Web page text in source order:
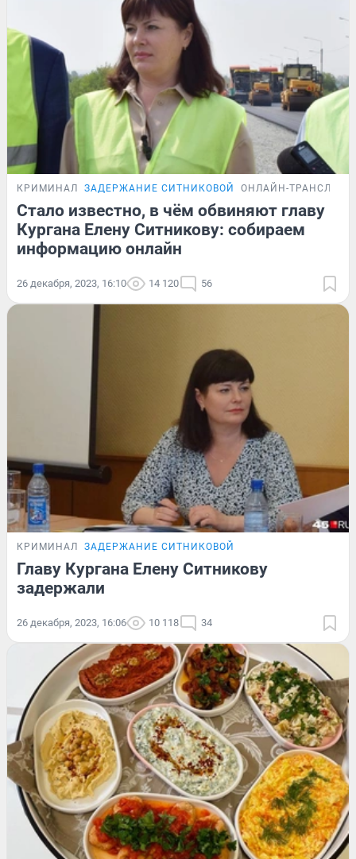
КРИМИНАЛ ЗАДЕРЖАНИЕ СИТНИКОВОЙ ОНЛАЙН-
Стало известно, в чём обвиняют главу
Кургана Елену Ситникову: собираем
информацию онлайн
26 декабря, 2023, 16:10 14 120 56
КРИМИНАЛ ЗАДЕРЖАНИЕ СИТНИКОВОЙ
Главу Кургана Елену Ситникову
задержали
26 декабря, 2023, 16:06 10 118 34